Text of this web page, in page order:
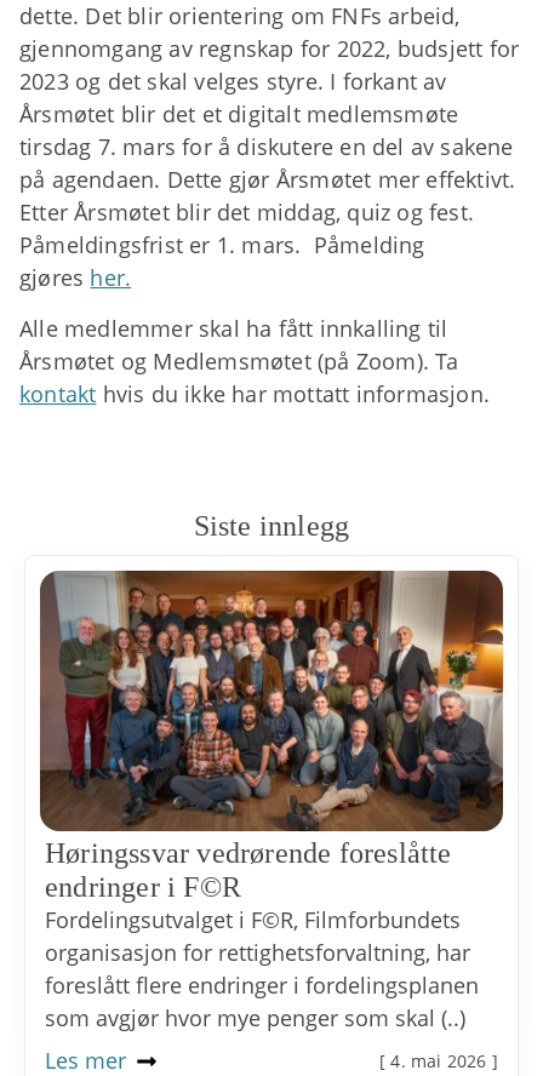
dette. Det blir orientering om FNFs arbeid,
gjennomgang av regnskap for 2022, budsjett for
2023 og det skal velges styre. I forkant av
Årsmøtet blir det et digitalt medlemsmøte
tirsdag 7. mars for å diskutere en del av sakene
på agendaen. Dette gjør Årsmøtet mer effektivt.
Etter Årsmøtet blir det middag, quiz og fest.
Påmeldingsfrist er 1. mars. Påmelding
gjøres her.
Alle medlemmer skal ha fått innkalling til
Årsmøtet og Medlemsmøtet (på Zoom). Ta
kontakt hvis du ikke har mottatt informasjon.
Siste innlegg
Høringssvar vedrørende foreslåtte
endringer i F©R
Fordelingsutvalget i F©R, Filmforbundets
organisasjon for rettighetsforvaltning, har
foreslått flere endringer i fordelingsplanen
som avgjør hvor mye penger som skal (..)
[ 4. mai 2026 ]
Les mer